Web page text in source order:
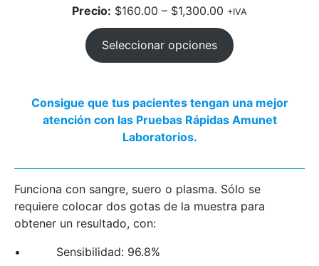
Precio: $160.00 – $1,300.00 +IVA
Seleccionar opciones
Consigue que tus pacientes tengan una mejor
atención con las Pruebas Rápidas Amunet
Laboratorios.
Funciona con sangre, suero o plasma. Sólo se
requiere colocar dos gotas de la muestra para
obtener un resultado, con:
• Sensibilidad: 96.8%